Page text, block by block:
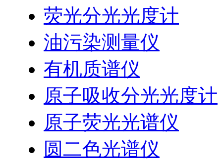
荧光分光光度计
油污染测量仪
有机质谱仪
原子吸收分光光度计
原子荧光光谱仪
圆二色光谱仪